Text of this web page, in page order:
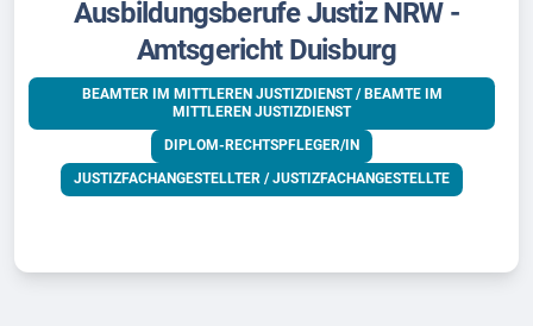
Ausbildungsberufe Justiz NRW -
Amtsgericht Duisburg
BEAMTER IM MITTLEREN JUSTIZDIENST / BEAMTE IM
MITTLEREN JUSTIZDIENST
DIPLOM-RECHTSPFLEGER/IN
JUSTIZFACHANGESTELLTER / JUSTIZFACHANGESTELLTE